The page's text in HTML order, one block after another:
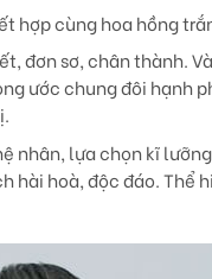
hợp cùng hoa hồng
đơn sơ, chân thành.
ước chung đôi hạnh
nhân, lựa chọn kĩ
hài hoà, độc đáo. Thể